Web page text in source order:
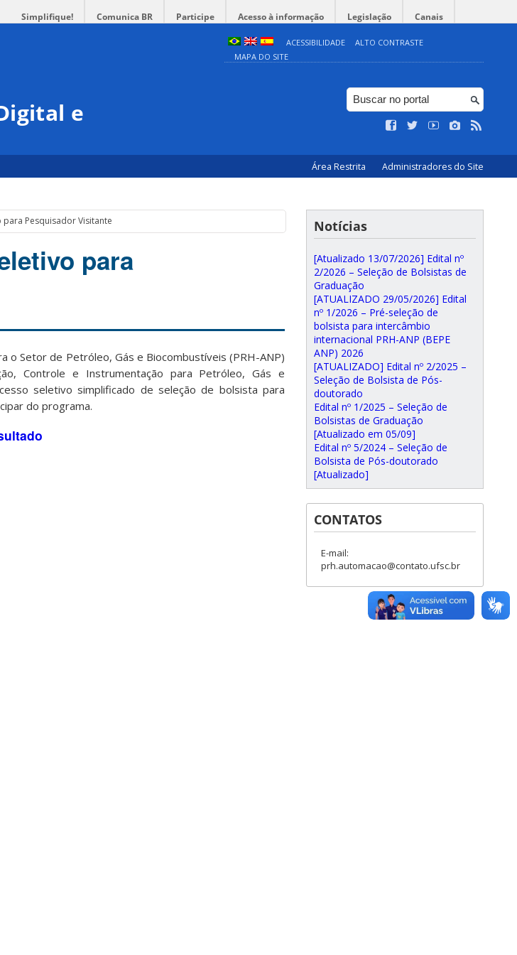
Simplifique! Comunica BR Participe Acesso à informação Legislação Canais
ACESSIBILIDADE
ALTO CONTRASTE
MAPA DO SITE
e
Área Restrita Administradores do Site
para Pesquisador Visitante
para
o Setor de Petróleo, Gás e Biocombustíveis (PRH-ANP)
Controle e Instrumentação para Petróleo, Gás e
seletivo simplificado de seleção de bolsista para
do programa.
Notícias
[Atualizado 13/07/2026] Edital nº
2/2026 – Seleção de Bolsistas de
Graduação
[ATUALIZADO 29/05/2026] Edital
nº 1/2026 – Pré-seleção de
bolsista para intercâmbio
internacional PRH-ANP (BEPE
ANP) 2026
[ATUALIZADO] Edital nº 2/2025 –
Seleção de Bolsista de Pós-
doutorado
Edital nº 1/2025 – Seleção de
Bolsistas de Graduação
[Atualizado em 05/09]
Edital nº 5/2024 – Seleção de
Bolsista de Pós-doutorado
[Atualizado]
CONTATOS
E-mail:
prh.automacao@contato.ufsc.br